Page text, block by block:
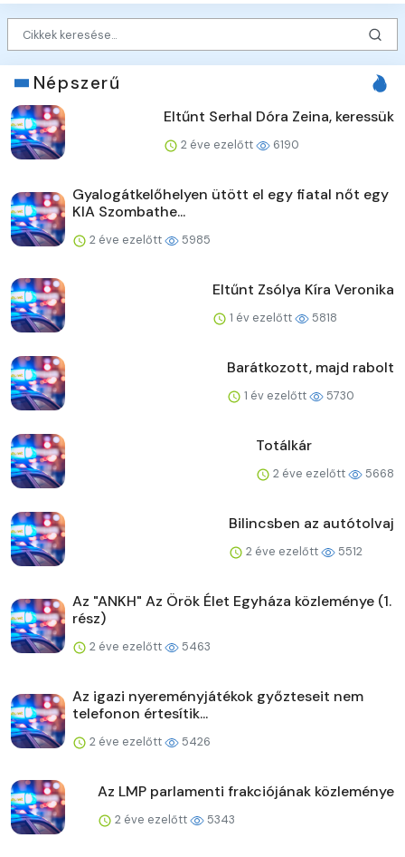
Népszerű
Eltűnt Serhal Dóra Zeina, keressük
2 éve ezelőtt 6190
Gyalogátkelőhelyen ütött el egy fiatal nőt egy
KIA Szombathe...
2 éve ezelőtt 5985
Eltűnt Zsólya Kíra Veronika
1 év ezelőtt 5818
Barátkozott, majd rabolt
1 év ezelőtt 5730
Totálkár
2 éve ezelőtt 5668
Bilincsben az autótolvaj
2 éve ezelőtt 5512
Az "ANKH" Az Örök Élet Egyháza közleménye (1.
rész)
2 éve ezelőtt 5463
Az igazi nyereményjátékok győzteseit nem
telefonon értesítik...
2 éve ezelőtt 5426
Az LMP parlamenti frakciójának közleménye
2 éve ezelőtt 5343